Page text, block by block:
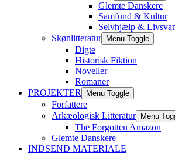
Glemte Danskere
Samfund & Kultur
Selvhjælp &
Skønlitteratur
Menu Toggle
Digte
Historisk Fiktion
Noveller
Romaner
PROJEKTER
Menu Toggle
Forfattere
Arkæologisk Litteratur
Menu
The Forgotten Amazon
Glemte Danskere
INDSEND MATERIALE